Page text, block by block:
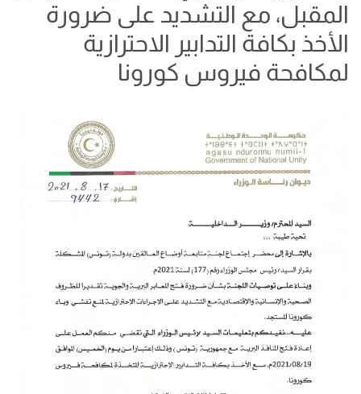
المقبل، مع التشديد على ضرورة
الأخذ بكافة التدابير الاحترازية
لمكافحة فيروس كورونا